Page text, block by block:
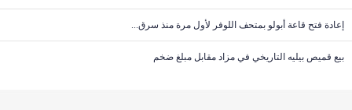
إعادة فتح قاعة أبولو بمتحف اللوفر لأول مرة منذ سرق...
بيع قميص بيليه التاريخي في مزاد مقابل مبلغ ضخم